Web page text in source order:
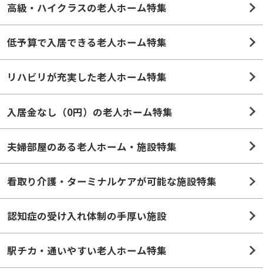
高級・ハイクラスの老人ホーム特集
低予算で入居できる老人ホーム特集
リハビリが充実した老人ホーム特集
入居金なし（0円）の老人ホーム特集
夫婦部屋のある老人ホーム・施設特集
看取り介護・ターミナルケアが可能な施設特集
認知症の受け入れ体制の手厚い施設
駅チカ・通いやすい老人ホーム特集